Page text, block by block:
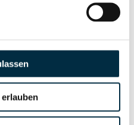
Unternehmensprofil
Unternehmensprofil
anfragen